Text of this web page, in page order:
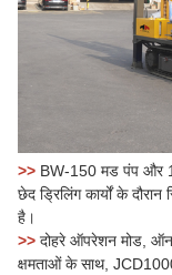
>> BW-150 मड पंप और
छेद ड्रिलिंग कार्यों के
है।
>> दोहरे ऑपरेशन मोड,
क्षमताओं के साथ, JCD1000